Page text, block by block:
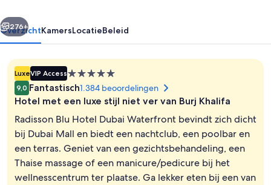
Gang
Volgende
276+
OverzichtKamersLocatieBeleid
LuxeVIP Access5.0-
sterrenaccommodatie
9,0 Fantastisch1.384 beoordelingen
Hotel met een luxe stijl niet ver van Burj Khalifa
Radisson Blu Hotel Dubai Waterfront bevindt zich dicht
bij Dubai Mall en biedt een nachtclub, een poolbar en
een terras. Geniet van een gezichtsbehandeling, een
Thaise massage of een manicure/pedicure bij het
wellnesscentrum ter plaatse. Ga lekker eten bij een van